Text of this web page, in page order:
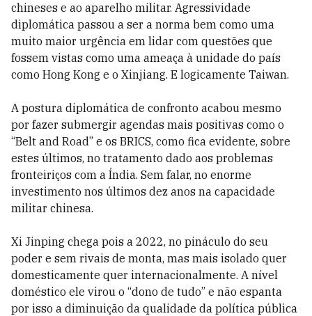
chineses e ao aparelho militar. Agressividade
diplomática passou a ser a norma bem como uma
muito maior urgência em lidar com questões que
fossem vistas como uma ameaça à unidade do país
como Hong Kong e o Xinjiang. E logicamente Taiwan.
A postura diplomática de confronto acabou mesmo
por fazer submergir agendas mais positivas como o
“Belt and Road” e os BRICS, como fica evidente, sobre
estes últimos, no tratamento dado aos problemas
fronteiriços com a Índia. Sem falar, no enorme
investimento nos últimos dez anos na capacidade
militar chinesa.
Xi Jinping chega pois a 2022, no pináculo do seu
poder e sem rivais de monta, mas mais isolado quer
domesticamente quer internacionalmente. A nível
doméstico ele virou o “dono de tudo” e não espanta
por isso a diminuição da qualidade da política pública